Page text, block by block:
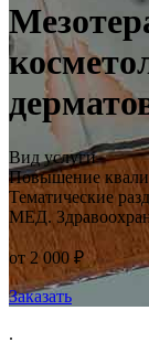
Вид услуги
Повышение
Тематические
МЕД.
от 2 000 ₽
Заказать
.